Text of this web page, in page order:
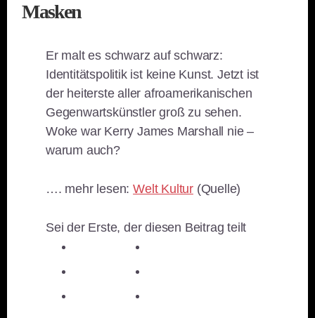
Masken
Er malt es schwarz auf schwarz:
Identitätspolitik ist keine Kunst. Jetzt ist
der heiterste aller afroamerikanischen
Gegenwartskünstler groß zu sehen.
Woke war Kerry James Marshall nie –
warum auch?
…. mehr lesen:Welt Kultur(Quelle)
Sei der Erste, der diesen Beitrag teilt